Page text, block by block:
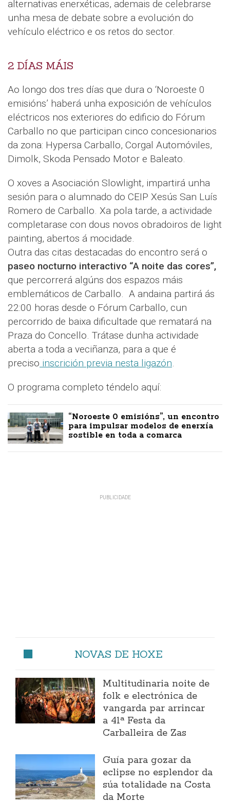
alternativas enerxéticas, ademais de celebrarse
unha mesa de debate sobre a evolución do
vehículo eléctrico e os retos do sector.
2 DÍAS MÁIS
Ao longo dos tres días que dura o ‘Noroeste 0
emisións’ haberá unha exposición de vehículos
eléctricos nos exteriores do edificio do Fórum
Carballo no que participan cinco concesionarios
da zona: Hypersa Carballo, Corgal Automóviles,
Dimolk, Skoda Pensado Motor e Baleato.
O xoves a Asociación Slowlight, impartirá unha
sesión para o alumnado do CEIP Xesús San Luís
Romero de Carballo. Xa pola tarde, a actividade
completarase con dous novos obradoiros de light
painting, abertos á mocidade.
Outra das citas destacadas do encontro será o
paseo nocturno interactivo “A noite das cores”,
que percorrerá algúns dos espazos máis
emblemáticos de Carballo. A andaina partirá ás
22:00 horas desde o Fórum Carballo, cun
percorrido de baixa dificultade que rematará na
Praza do Concello. Trátase dunha actividade
aberta a toda a veciñanza, para a que é
preciso inscrición previa nesta ligazón.
O programa completo téndelo aquí:
“Noroeste 0 emisións”, un encontro
para impulsar modelos de enerxía
sostible en toda a comarca
NOVAS DE HOXE
Multitudinaria noite de
folk e electrónica de
vangarda par arrincar
a 41ª Festa da
Carballeira de Zas
Guía para gozar da
eclipse no esplendor da
súa totalidade na Costa
da Morte